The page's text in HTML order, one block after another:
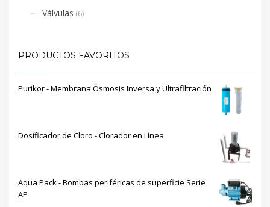
Válvulas (6)
PRODUCTOS FAVORITOS
Purikor - Membrana Ósmosis Inversa y Ultrafiltración
Dosificador de Cloro - Clorador en Línea
Aqua Pack - Bombas periféricas de superficie Serie
AP